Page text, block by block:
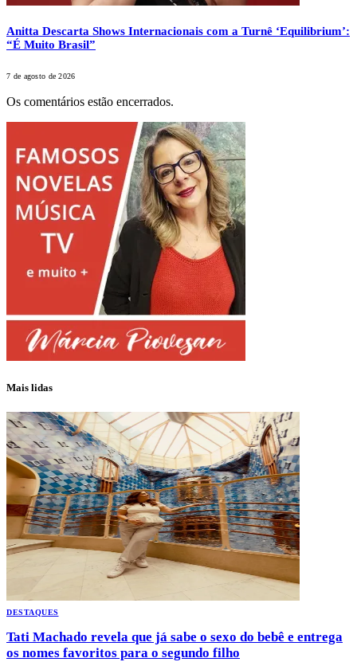
Anitta Descarta Shows Internacionais com a Turnê ‘Equilibrium’:
“É Muito Brasil”
7 de agosto de 2026
Os comentários estão encerrados.
Mais lidas
DESTAQUES
Tati Machado revela que já sabe o sexo do bebê e entrega
os nomes favoritos para o segundo filho